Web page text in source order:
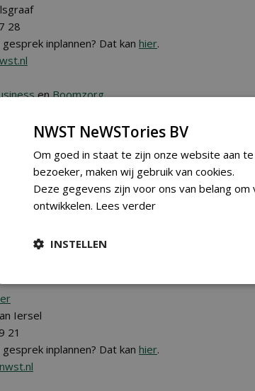
28
inplannen? Dat kan hier.
enBoomzorg
41
inplannen? Dat kan
Greenkeeper.
inplannen? Dat kan
Iersel
21
inplannen? Dat kan hier.
NWST NeWSTories BV
Om goed in staat te zijn onze website aan
bezoeker, maken wij gebruik van cookies.
Deze gegevens zijn voor ons van belang
ontwikkelen. Lees verder
INSTELLEN